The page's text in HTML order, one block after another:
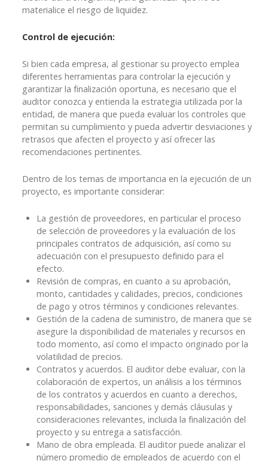
materialice el riesgo de liquidez.
Control de ejecución:
Si bien cada empresa, al gestionar su proyecto emplea
diferentes herramientas para controlar la ejecución y
garantizar la finalización oportuna, es necesario que el
auditor conozca y entienda la estrategia utilizada por la
entidad, de manera que pueda evaluar los controles que
permitan su cumplimiento y pueda advertir desviaciones y
retrasos que afecten el proyecto y así ofrecer las
recomendaciones pertinentes.
Dentro de los temas de importancia en la ejecución de un
proyecto, es importante considerar:
La gestión de proveedores, en particular el proceso
de selección de proveedores y la evaluación de los
principales contratos de adquisición, así como su
adecuación con el presupuesto definido para el
efecto.
Revisión de compras, en cuanto a su aprobación,
monto, cantidades y calidades, precios, condiciones
de pago y otros términos y condiciones relevantes.
Gestión de la cadena de suministro, de manera que se
asegure la disponibilidad de materiales y recursos en
todo momento, así como el impacto originado por la
volatilidad de precios.
Contratos y acuerdos. El auditor debe evaluar, con la
colaboración de expertos, un análisis a los términos
de los contratos y acuerdos en cuanto a derechos,
responsabilidades, sanciones y demás cláusulas y
consideraciones relevantes, incluida la finalización del
proyecto y su entrega a satisfacción.
Mano de obra empleada. El auditor puede analizar el
número promedio de empleados de acuerdo con el